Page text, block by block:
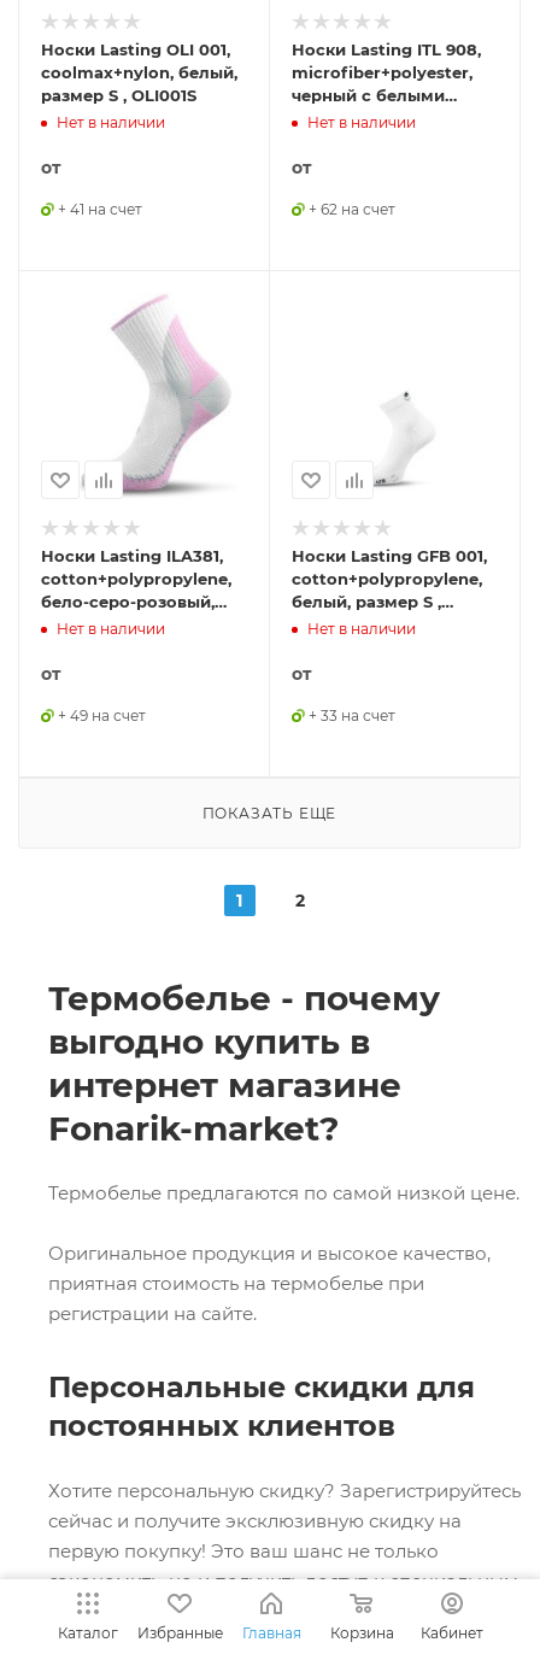
Носки Lasting OLI 001,
coolmax+nylon, белый,
размер S , OLI001S
Нет в наличии
от
+ 41 на счет
Носки Lasting ITL 908,
microfiber+polyester,
черный с белыми
полосками, размер S,
Нет в наличии
от
+ 62 на счет
Носки Lasting ILA381,
cotton+polypropylene,
бело-серо-розовый,
размер S, ILA381S
Нет в наличии
от
+ 49 на счет
Носки Lasting GFB 001,
cotton+polypropylene,
белый, размер S ,
GFB001-S
Нет в наличии
от
+ 33 на счет
ПОКАЗАТЬ ЕЩЕ
1 2
Термобелье - почему
выгодно купить в
интернет магазине
Fonarik-market?
Термобелье предлагаются по самой низкой цене.
Оригинальное продукция и высокое качество,
приятная стоимость на термобелье при
регистрации на сайте.
Персональные скидки для
постоянных клиентов
Хотите персональную скидку? Зарегистрируйтесь
сейчас и получите эксклюзивную скидку на
первую покупку! Это ваш шанс не только
сэкономить, но и получить доступ к специальным
предложениям и акциям, которые делают
каждую покупку еще выгоднее. Присоединяйтесь
Каталог Избранные Главная Корзина Кабинет